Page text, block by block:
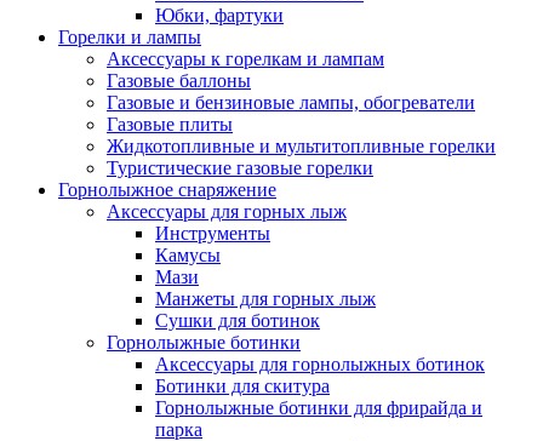
Юбки, фартуки
Горелки и лампы
Аксессуары к горелкам и лампам
Газовые баллоны
Газовые и бензиновые лампы, обогреватели
Газовые плиты
Жидкотопливные и мультитопливные горелки
Туристические газовые горелки
Горнолыжное снаряжение
Аксессуары для горных лыж
Инструменты
Камусы
Мази
Манжеты для горных лыж
Сушки для ботинок
Горнолыжные ботинки
Аксессуары для горнолыжных ботинок
Ботинки для скитура
Горнолыжные ботинки для фрирайда и
парка